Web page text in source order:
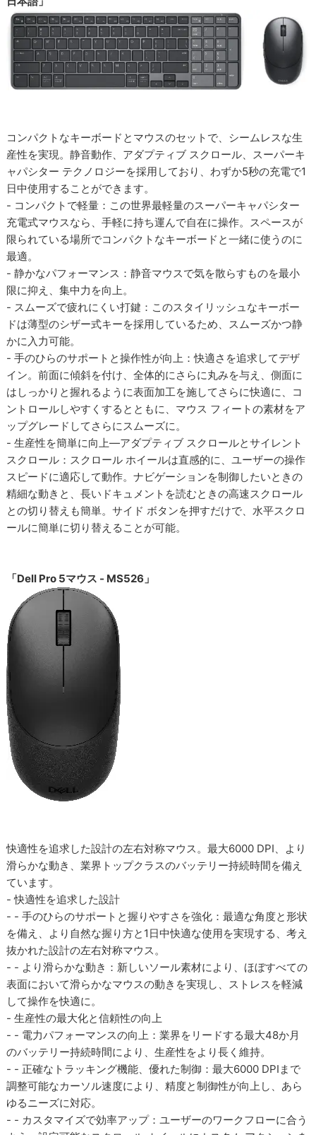
コンパクトなキーボードとマウスのセットで、シームレスな生
産性を実現。静音動作、アダプティブ スクロール、スーパーキ
ャパシター テクノロジーを採用しており、わずか5秒の充電で1
日中使用することができます。
- コンパクトで軽量：この世界最軽量のスーパーキャパシター
充電式マウスなら、手軽に持ち運んで自在に操作。スペースが
限られている場所でコンパクトなキーボードと一緒に使うのに
最適。
- 静かなパフォーマンス：静音マウスで気を散らすものを最小
限に抑え、集中力を向上。
- スムーズで疲れにくい打鍵：このスタイリッシュなキーボー
ドは薄型のシザー式キーを採用しているため、スムーズかつ静
かに入力可能。
- 手のひらのサポートと操作性が向上：快適さを追求してデザ
イン。前面に傾斜を付け、全体的にさらに丸みを与え、側面に
はしっかりと握れるように表面加工を施してさらに快適に、コ
ントロールしやすくするとともに、マウス フィートの素材をア
ップグレードしてさらにスムーズに。
- 生産性を簡単に向上―アダプティブ スクロールとサイレント
スクロール：スクロール ホイールは直感的に、ユーザーの操作
スピードに適応して動作。ナビゲーションを制御したいときの
精細な動きと、長いドキュメントを読むときの高速スクロール
との切り替えも簡単。サイド ボタンを押すだけで、水平スクロ
ールに簡単に切り替えることが可能。
「Dell Pro 5マウス - MS526」
快適性を追求した設計の左右対称マウス。最大6000 DPI、より
滑らかな動き、業界トップクラスのバッテリー持続時間を備え
ています。
- 快適性を追求した設計
- - 手のひらのサポートと握りやすさを強化：最適な角度と形状
を備え、より自然な握り方と1日中快適な使用を実現する、考え
抜かれた設計の左右対称マウス。
- - より滑らかな動き：新しいソール素材により、ほぼすべての
表面において滑らかなマウスの動きを実現し、ストレスを軽減
して操作を快適に。
- 生産性の最大化と信頼性の向上
- - 電力パフォーマンスの向上：業界をリードする最大48か月
のバッテリー持続時間により、生産性をより長く維持。
- - 正確なトラッキング機能、優れた制御：最大6000 DPIまで
調整可能なカーソル速度により、精度と制御性が向上し、あら
ゆるニーズに対応。
- - カスタマイズで効率アップ：ユーザーのワークフローに合う